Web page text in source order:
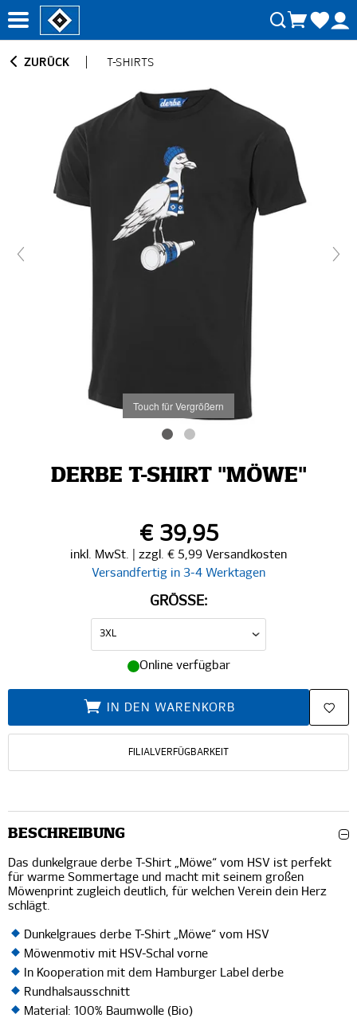
ZURÜCK T-SHIRTS
Touch für Vergrößern
DERBE T-SHIRT "MÖWE"
€ 39,95
inkl. MwSt. | zzgl. € 5,99 Versandkosten
Versandfertig in 3-4 Werktagen
GRÖSSE:
Online verfügbar
IN DEN WARENKORB
FILIALVERFÜGBARKEIT
BESCHREIBUNG
Das dunkelgraue derbe T-Shirt „Möwe“ vom HSV ist perfekt
für warme Sommertage und macht mit seinem großen
Möwenprint zugleich deutlich, für welchen Verein dein Herz
schlägt.
Dunkelgraues derbe T-Shirt „Möwe“ vom HSV
Möwenmotiv mit HSV-Schal vorne
In Kooperation mit dem Hamburger Label derbe
Rundhalsausschnitt
Material: 100% Baumwolle (Bio)